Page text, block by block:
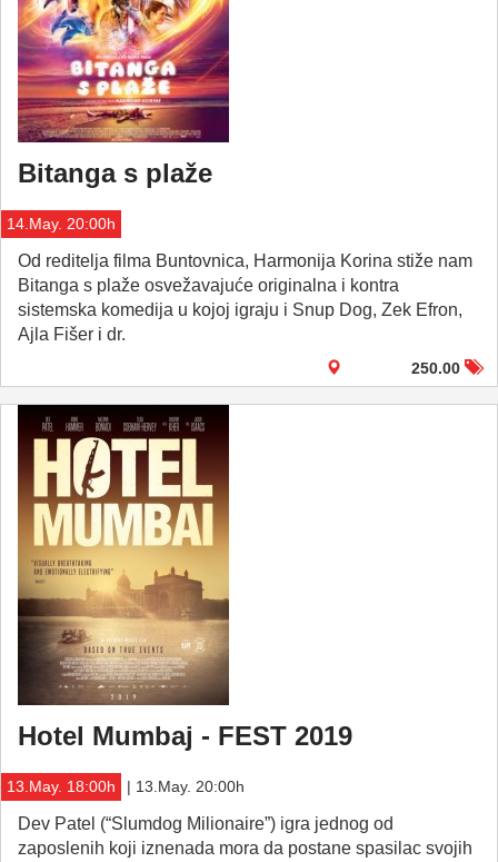
Bitanga s plaže
14.May. 20:00h
Od reditelja filma Buntovnica, Harmonija Korina stiže nam
Bitanga s plaže osvežavajuće originalna i kontra
sistemska komedija u kojoj igraju i Snup Dog, Zek Efron,
Ajla Fišer i dr.
250.00
Hotel Mumbaj - FEST 2019
13.May. 18:00h | 13.May. 20:00h
Dev Patel (“Slumdog Milionaire”) igra jednog od
zaposlenih koji iznenada mora da postane spasilac svojih